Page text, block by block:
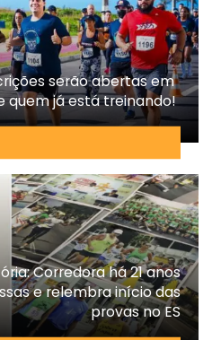
serão abertas em
quem já está treinando!
Corredora há 21 anos
e relembra início das
provas no ES